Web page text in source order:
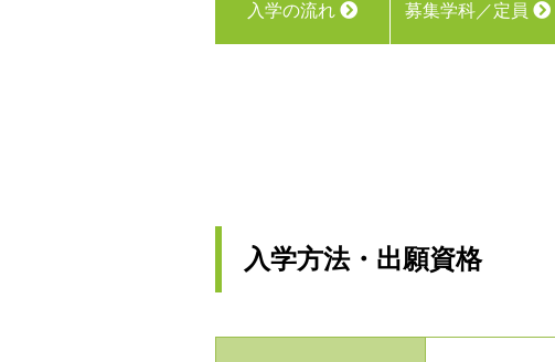
入学の流れ 募集学科／定員
入学方法・出願資格